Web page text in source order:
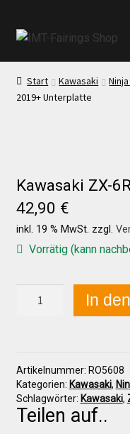
Start
Kontakt
News
Test Startseite
Über uns
Infos zu unseren
Start Kawasaki
2019+ Unterplatte
Kawasaki ZX-
42,90 €
inkl. 19 % MwSt. zzgl.
Vorrätig (kann
Menge
In
Artikelnummer: RO5608
Kategorien: Kawasaki,
Schlagwörter: Kawasaki,
Teilen auf..